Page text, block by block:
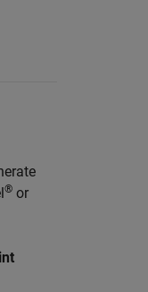
® or